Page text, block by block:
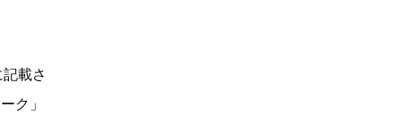
載さ
ク」